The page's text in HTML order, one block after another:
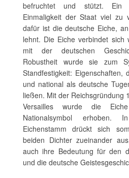
befruchtet und stützt. Ein
Einmaligkeit der Staat viel zu
dafür ist die deutsche Eiche,
lehnt. Die Eiche verbindet sich
mit der deutschen
Robustheit wurde sie zum
Standfestigkeit: Eigenschaften,
und national als deutsche
ließen. Mit der Reichsgründung
Versailles wurde die
Nationalsymbol erhoben.
Eichenstamm drückt sich
beiden Dichter zueinander
auch ihre Bedeutung für den
und die deutsche